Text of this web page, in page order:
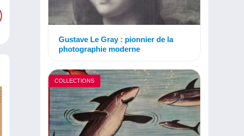
Gustave Le Gray : pionnier de la
photographie moderne
COLLECTIONS